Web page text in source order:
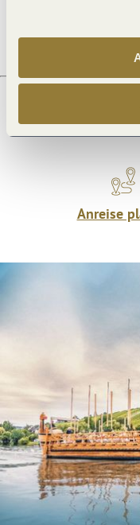
Anreise